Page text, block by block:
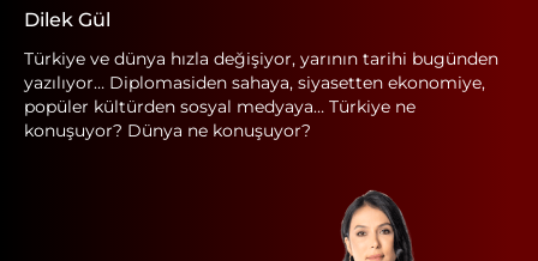
Dilek Gül
Türkiye ve dünya hızla değişiyor, yarının tarihi bugünden
yazılıyor… Diplomasiden sahaya, siyasetten ekonomiye,
popüler kültürden sosyal medyaya… Türkiye ne
konuşuyor? Dünya ne konuşuyor?